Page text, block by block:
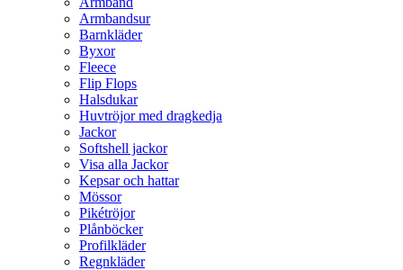
Armbandsur
Barnkläder
Byxor
Fleece
Flip Flops
Halsdukar
Huvtröjor med dragkedja
Jackor
Softshell jackor
Visa alla Jackor
Kepsar och hattar
Mössor
Pikétröjor
Plånböcker
Profilkläder
Regnkläder